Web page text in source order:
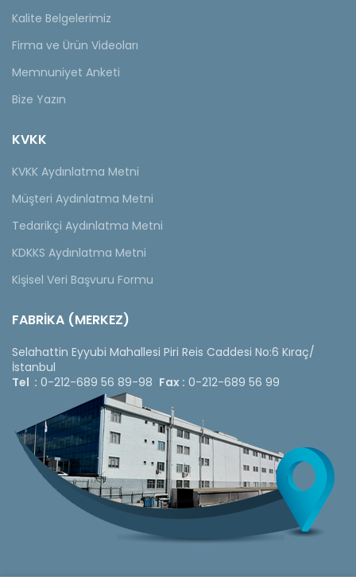
Kalite Belgelerimiz
Firma ve Ürün Videoları
Memnuniyet Anketi
Bize Yazın
KVKK
KVKK Aydınlatma Metni
Müşteri Aydınlatma Metni
Tedarikçi Aydınlatma Metni
KDKKS Aydınlatma Metni
Kişisel Veri Başvuru Formu
FABRİKA (MERKEZ)
Selahattin Eyyubi Mahallesi Piri Reis Caddesi No:6 Kıraç/
İstanbul
Tel : 0-212-689 56 89-98 Fax : 0-212-689 56 99